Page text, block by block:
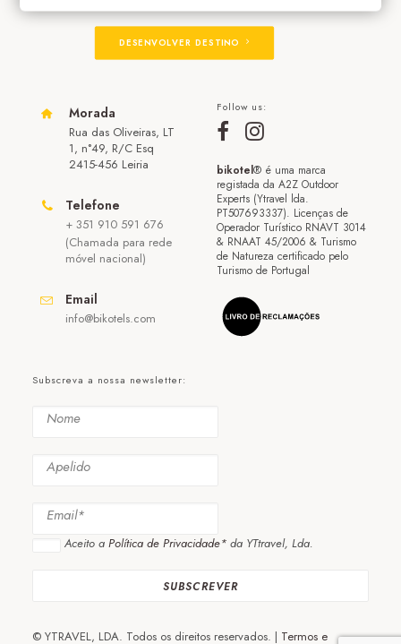
DESENVOLVER DESTINO
Morada
Rua das Oliveiras, LT
1, n°49, R/C Esq
2415-456 Leiria
Telefone
+ 351 910 591 676
(Chamada para rede
móvel nacional)
Email
info@bikotels.com
Follow us:
bikotel® é uma marca
registada da A2Z Outdoor
Experts (Ytravel lda.
PT507693337). Licenças de
Operador Turístico RNAVT 3014
& RNAAT 45/2006 & Turismo
de Natureza certificado pelo
Turismo de Portugal
Subscreva a nossa newsletter:
Aceito a Política de Privacidade* da YTtravel, Lda.
© YTRAVEL, LDA. Todos os direitos reservados. | Termos e